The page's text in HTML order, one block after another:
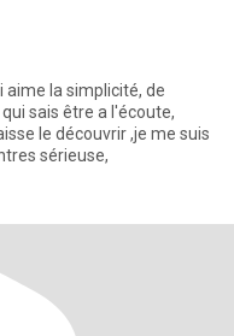
la simplicité, de
sais être a l'écoute,
le découvrir ,je me suis
sérieuse,